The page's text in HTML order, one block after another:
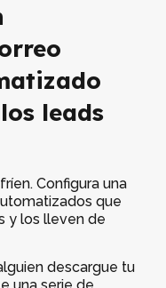
leads
Configura una
que
y los lleven de
descargue tu